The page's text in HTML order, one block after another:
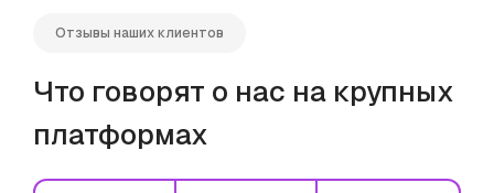
Отзывы наших клиентов
Что говорят о нас на крупных
платформах